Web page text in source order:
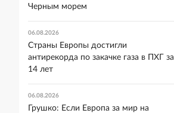
Черным морем
06.08.2026
Страны Европы достигли
антирекорда по закачке газа в ПХГ за
14 лет
06.08.2026
Грушко: Если Европа за мир на